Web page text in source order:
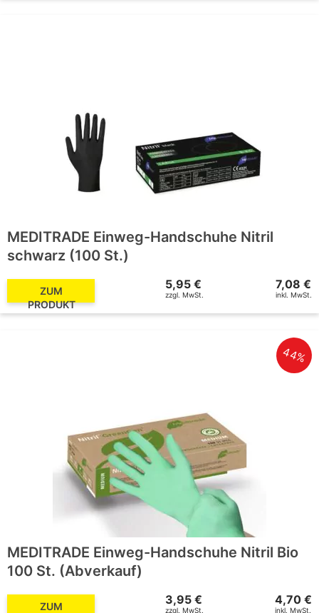
MEDITRADE Einweg-Handschuhe Nitril
schwarz (100 St.)
ZUM
PRODUKT
5,95 €
zzgl. MwSt.
7,08 €
inkl. MwSt.
MEDITRADE Einweg-Handschuhe Nitril Bio
100 St. (Abverkauf)
ZUM 3,95 €
zzgl. MwSt.
4,70 €
inkl. MwSt.
44%